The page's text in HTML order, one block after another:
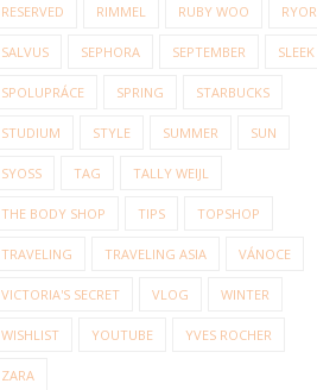
RESERVED RIMMEL RUBY WOO RYOR
SALVUS SEPHORA SEPTEMBER SLEEK
SPOLUPRÁCE SPRING STARBUCKS
STUDIUM STYLE SUMMER SUN
SYOSS TAG TALLY WEIJL
THE BODY SHOP TIPS TOPSHOP
TRAVELING TRAVELING ASIA VÁNOCE
VICTORIA'S SECRET VLOG WINTER
WISHLIST YOUTUBE YVES ROCHER
ZARA